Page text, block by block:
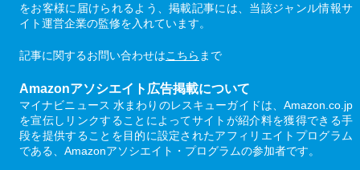
をお客様に届けられるよう、掲載記事には、当該ジャンル情報サ
イト運営企業の監修を入れています。
記事に関するお問い合わせはこちら まで
Amazonアソシエイト広告掲載について
マイナビニュース 水まわりのレスキューガイドは、Amazon.co.jp
を宣伝しリンクすることによってサイトが紹介料を獲得できる手
段を提供することを目的に設定されたアフィリエイトプログラム
である、Amazonアソシエイト・プログラムの参加者です。